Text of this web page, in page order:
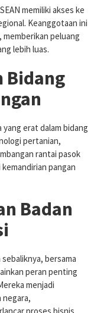
memiliki akses ke
Keanggotaan ini
peluang
lebih luas.
Bidang
yang erat dalam bidang
pertanian,
rantai pasok
pangan
Badan
bersama
peran penting
menjadi
negara,